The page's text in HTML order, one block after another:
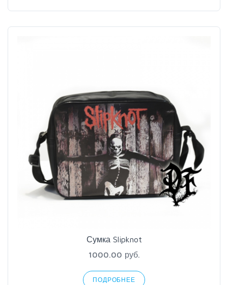
Сумка Slipknot
1000.00 руб.
ПОДРОБНЕЕ